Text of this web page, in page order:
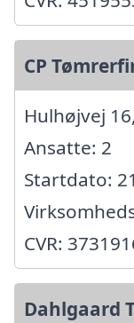
CP
Hulhøjvej
Ansatte: 2
Startdato:
CVR:
Dahlgaard